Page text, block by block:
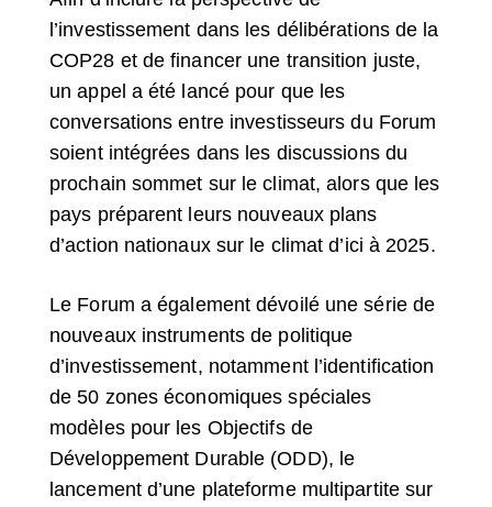
l’investissement dans les délibérations de la
COP28 et de financer une transition juste,
un appel a été lancé pour que les
conversations entre investisseurs du Forum
soient intégrées dans les discussions du
prochain sommet sur le climat, alors que les
pays préparent leurs nouveaux plans
d’action nationaux sur le climat d’ici à 2025.
Le Forum a également dévoilé une série de
nouveaux instruments de politique
d’investissement, notamment l’identification
de 50 zones économiques spéciales
modèles pour les Objectifs de
Développement Durable (ODD), le
lancement d’une plateforme multipartite sur